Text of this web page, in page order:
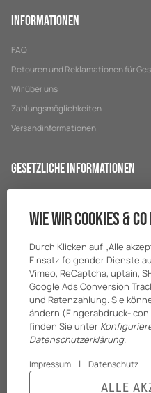
Informationen
FAQ
Retouren und Reklamationen für
Wir über uns
Zahlungsmöglichkeiten
Versandinformationen
Gesetzliche Informationen
Impressum
Batteriegesetzhinweise
Wie wir Cookies &
Durch Klicken auf „Alle
Einsatz folgender Dienste
Vimeo, ReCaptcha, uptain,
Google Ads Conversion
und Ratenzahlung. Sie
ändern (Fingerabdruck-
finden Sie unter
Datenschutzerklärung.
Impressum | Datenschutz
ALLE